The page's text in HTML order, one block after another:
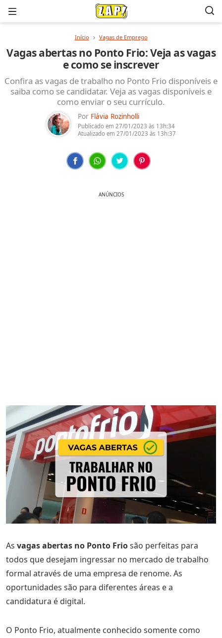
Menu
Início Vagas de Emprego
Vagas abertas no Ponto Frio: Veja as vagas
e como se inscrever
Confira as vagas de trabalho no Ponto Frio disponíveis e
saiba como se candidatar. Veja as vagas disponíveis e
como enviar o seu currículo.
Por Flávia Rozinholli
Publicado em 27/01/2023 às 13h:34
Atualizado em 27/01/2023 às 13h:37
ANÚNCIOS
As vagas abertas no Ponto Friosão perfeitas para
todos que desejam ingressar no mercado de trabalho
formal através de uma empresa de renome. As
oportunidades são para diferentes áreas e a
candidatura é digital.
O Ponto Frio, atualmente conhecido somente como